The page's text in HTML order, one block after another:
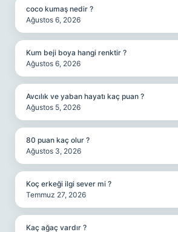
coco kumaş nedir ?
Ağustos 6, 2026
Kum beji boya hangi renktir ?
Ağustos 6, 2026
Avcılık ve yaban hayatı kaç puan ?
Ağustos 5, 2026
80 puan kaç olur ?
Ağustos 3, 2026
Koç erkeği ilgi sever mi ?
Temmuz 27, 2026
Kaç ağaç vardır ?